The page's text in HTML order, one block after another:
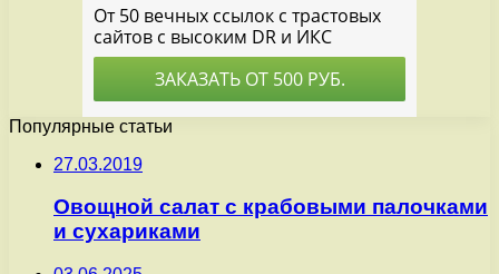
Популярные статьи
27.03.2019
Овощной салат с крабовыми палочками
и сухариками